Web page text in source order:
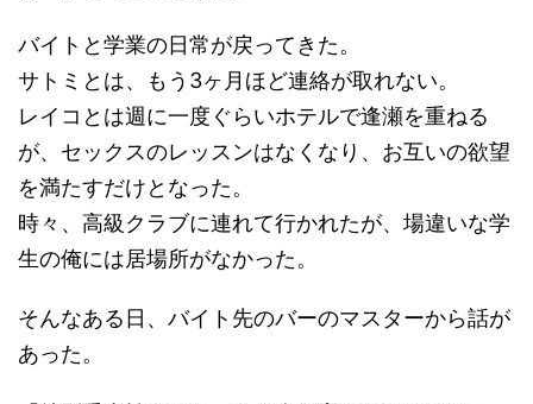
バイトと学業の日常が戻ってきた。
サトミとは、もう3ヶ月ほど連絡が取れない。
レイコとは週に一度ぐらいホテルで逢瀬を重ねる
が、セックスのレッスンはなくなり、お互いの欲望
を満たすだけとなった。
時々、高級クラブに連れて行かれたが、場違いな学
生の俺には居場所がなかった。
そんなある日、バイト先のバーのマスターから話が
あった。